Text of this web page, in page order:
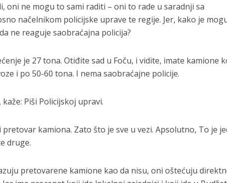
oni ne mogu to sami raditi – oni to rade u saradnji sa
načelnikom policijske uprave te regije. Jer, kako je
ne reaguje saobraćajna policija?
je 27 tona. Otiđite sad u Foču, i vidite, imate kamione
i po 50-60 tona. I nema saobraćajne policije.
Piši Policijskoj upravi.
kamiona. Zato što je sve u vezi. Apsolutno, To je
druge.
pretovarene kamione kao da nisu, oni oštećuju